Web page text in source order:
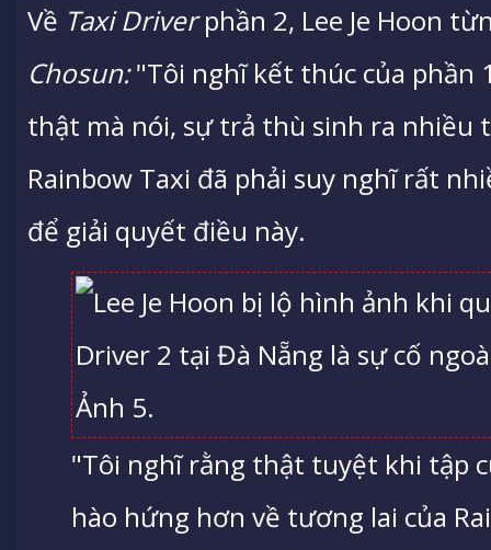
Về Taxi Driverphần 2, Lee Je Hoon
Chosun:"Tôi nghĩ kết thúc của phần
thật mà nói, sự trả thù sinh ra nhiều
Rainbow Taxi đã phải suy nghĩ rất
để giải quyết điều này.
"Tôi nghĩ rằng thật tuyệt khi tập
hào hứng hơn về tương lai của